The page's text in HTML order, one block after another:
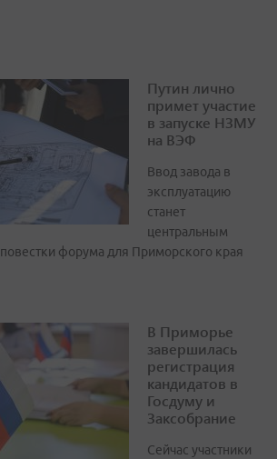
Путин лично
примет участие
в запуске НЗМУ
на ВЭФ
Ввод завода в
эксплуатацию
станет
центральным
форума для Приморского края
В Приморье
завершилась
регистрация
кандидатов в
Госдуму и
Заксобрание
Сейчас участники